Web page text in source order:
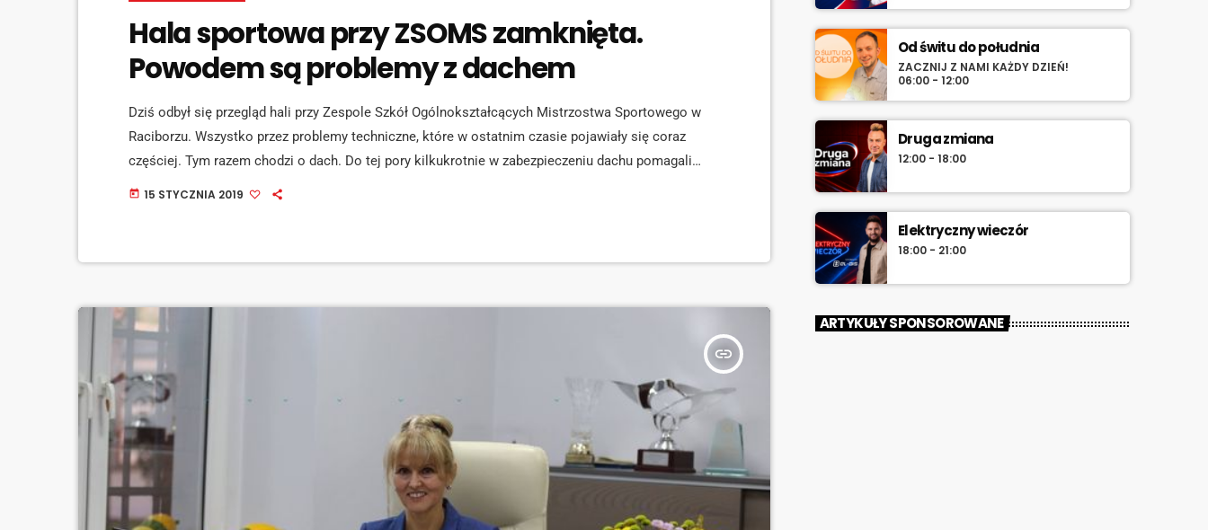
Hala sportowa przy ZSOMS zamknięta.
Powodem są problemy z dachem
Dziś odbył się przegląd hali przy Zespole Szkół Ogólnokształcących Mistrzostwa Sportowego w
Raciborzu. Wszystko przez problemy techniczne, które w ostatnim czasie pojawiały się coraz
częściej. Tym razem chodzi o dach. Do tej pory kilkukrotnie w zabezpieczeniu dachu pomagali
strażacy, teraz dyrekcja zdecydowała o zamknięciu hali. Mówi dyrektor ZSOMS Ludmiła Nowacka:
today 15 STYCZNIA 2019
insert_link
Od świtu do południa
ZACZNIJ Z NAMI KAŻDY DZIEŃ!
06:00 - 12:00
Druga zmiana
12:00 - 18:00
Elektryczny wieczór
18:00 - 21:00
ARTYKUŁY SPONSOROWANE